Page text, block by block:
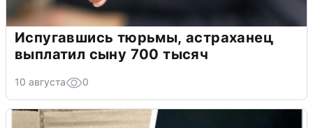
Испугавшись тюрьмы, астраханец
выплатил сыну 700 тысяч
10 августа 0